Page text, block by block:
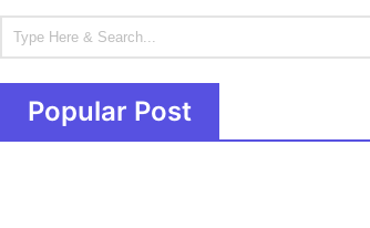
Popular Post